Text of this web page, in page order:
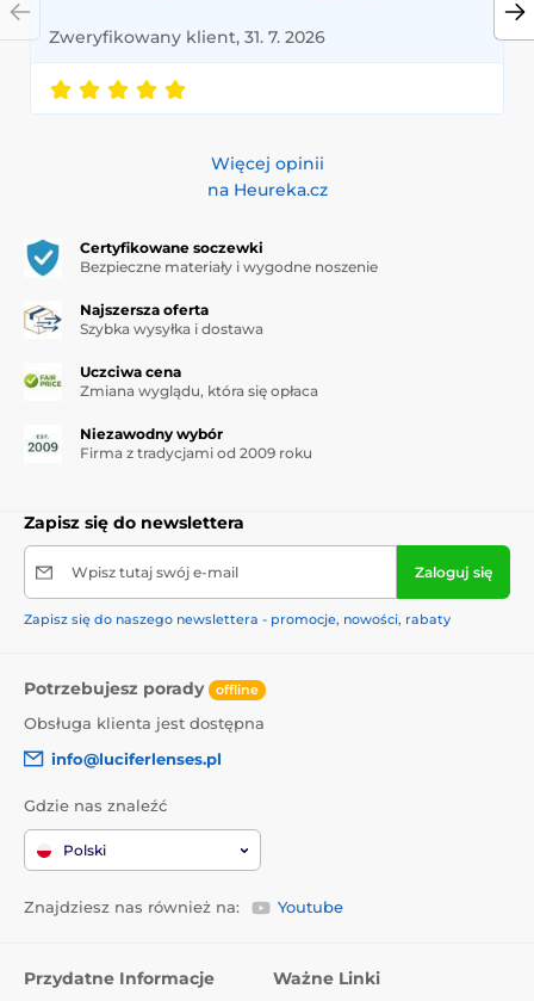
Zweryfikowany klient, 31. 7. 2026
Więcej opinii
na Heureka.cz
Certyfikowane soczewki
Bezpieczne materiały i wygodne noszenie
Najszersza oferta
Szybka wysyłka i dostawa
Uczciwa cena
Zmiana wyglądu, która się opłaca
Niezawodny wybór
Firma z tradycjami od 2009 roku
Zapisz się do newslettera
Wpisz tutaj swój e-mail Zaloguj się
Zapisz się do naszego newslettera - promocje, nowości, rabaty
Potrzebujesz porady offline
Obsługa klienta jest dostępna
info@luciferlenses.pl
Gdzie nas znaleźć
Polski
Znajdziesz nas również na: Youtube
Przydatne Informacje Ważne Linki